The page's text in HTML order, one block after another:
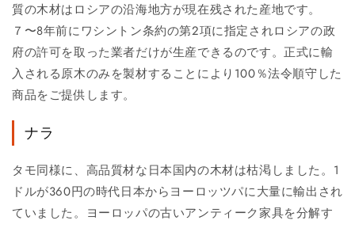
質の木材はロシアの沿海地方が現在残された産地です。
７〜8年前にワシントン条約の第2項に指定されロシアの政
府の許可を取った業者だけが生産できるのです。正式に輸
入される原木のみを製材することにより100％法令順守した
商品をご提供します。
ナラ
タモ同様に、高品質材な日本国内の木材は枯渇しました。1
ドルが360円の時代日本からヨーロッツパに大量に輸出され
ていました。ヨーロッパの古いアンティーク家具を分解す